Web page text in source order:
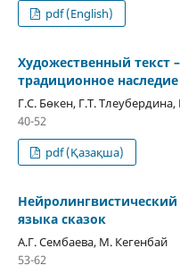
pdf (English)
Художественный текст
традиционное
Г.С. Бөкен, Г.Т.
40-52
pdf (Қазақша)
языка сказок
А.Г. Сембаева, М. Кегенбай
53-62